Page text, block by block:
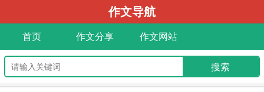
作文导航
首页 作文分享 作文网站